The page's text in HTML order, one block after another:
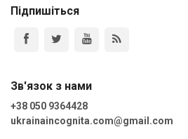
Підпишіться
Зв'язок з нами
+38 050 9364428
ukrainaincognita.com@gmail.com